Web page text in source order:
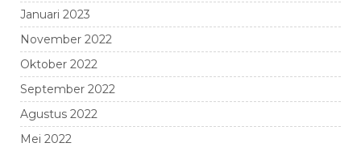
Januari 2023
November 2022
Oktober 2022
September 2022
Agustus 2022
Mei 2022